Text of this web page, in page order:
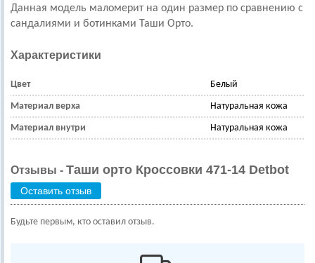
Данная модель маломерит на один размер по сравнению с
сандалиями и ботинками Таши Орто.
Характеристики
Цвет Белый
Материал верха Натуральная кожа
Материал внутри Натуральная кожа
Отзывы - Таши орто Кроссовки 471-14 Detbot
Оставить отзыв
Будьте первым, кто оставил отзыв.